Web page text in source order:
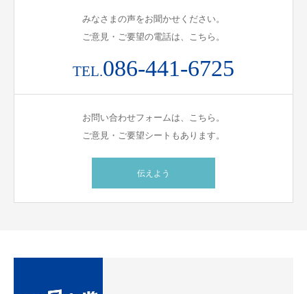
みなさまの声をお聞かせください。
ご意見・ご要望の電話は、こちら。
TEL.086-441-6725
お問い合わせフォームは、こちら。
ご意見・ご要望シートもあります。
伝えよう